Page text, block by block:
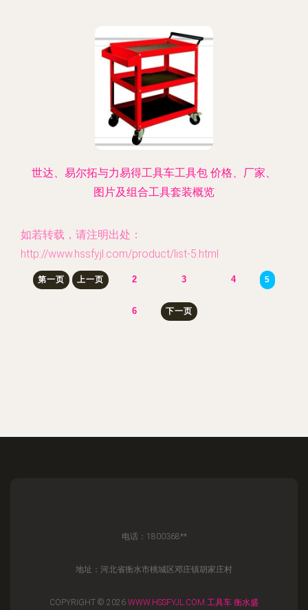
世达、易尔拓与力易得工具车工具包 价格、厂家、
图片及组合工具套装概览
如若转载，请注明出处：
http://www.hssfyjl.com/product/list-5.html
第一页 上一页 2 3 4 5
6 下一页
电话：1800368**
地址：河北省衡水市桃城区邓庄镇胡家庄村
COPYRIGHT © 2026 WWW.HSSFYJL.COM 工具车 衡水盛